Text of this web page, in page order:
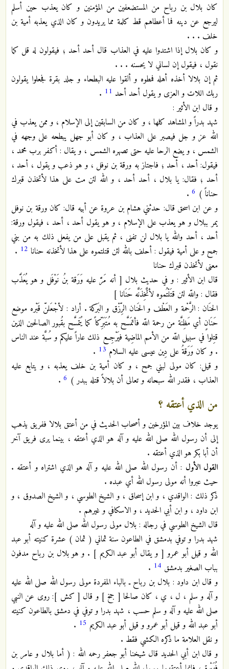
كان بلال بن رباح من المستضعفين من المؤمنين و كان يعذب حين أسلم
ليرجع عن دينه فما أعطاهم قط كلمة مما يريدون و كان الذي يعذبه أمية بن
خلف . . .
و كان بلال إذا اشتدوا عليه في العذاب قال أحد أحد ؛ فيقولون له قل كما
نقول ، فيقول إن لساني لا يحسنه . . .
ثم إن بلالا أخذه أهله فمطوه و ألقوا عليه البطحاء و جلد بقرة فجعلوا يقولون
ربك اللات و العزى و يقول أحد أحد 11
.
و قال ابن الأثير :
شهد بدراً و المشاهد كلها ، و كان من السابقين إلى الإسلام ، و ممن يعذب في
الله عز و جل فيصبر على العذاب ، و كان أبو جهل يبطحه على وجهه في
الشمس ، و يضع الرحا عليه حتى تصهره الشمس ، و يقال : أكفر برب محمد ،
فيقول: أحد ، أحد ؛ فاجتاز به ورقة بن نوفل ، و هو ذعب و يقول ، أحد ،
أحد ؛ فقال: يا بلال ، أحد أحد ، و الله لئن مت على هذا لأتخذن قبرك
حناناً ) 6
.
و عن ابن اسحق قال: حدثني هشام بن عروة عن أبيه قال: كان ورقة بن نوفل
يمر ببلال و هو يعذب على الإسلام ، و هو يقول أحد ، أحد ، فيقول ورقة:
أحد ، أحد والله يا بلال لن تفنى ، ثم يقبل على من يفعل ذلك به من بني
جمح و على أمية فيقول : أحلف بالله لئن قتلتموه على هذا لأتخذنه حنانا 12
.
معنى لأتخذن قبرك حنانا
قال ابن الأثير : و في حديث بلال [ أنه مَرَّ عليه وَرَقة بنُ نَوْفَل و هو يُعَذَّب
فقال : واللّه لئن قتَلْتُموه لأتَّخِذَنَّه حَنَانا ]
الحنَان : الرَّحْمة و العَطْف و الحَنان الرِّزْق و البَركة . أراد : لأجْعَلنّ قَبْره موضع
حَنَانٍ أي مَظِنَّة من رحمة اللّه فأتمَسَّح به مُتَبَرِّكاً كما يُتَمسَّح بقُبور الصالحين الذين
قتِلوا في سبيل اللّه من الأمم الماضِية فيَرْجِع ذلك عاراً عليكم و سُبَّة عند الناس
. و كان وَرَقةُ على دِين عيسى عليه السلام 13
.
و قيل: كان مولى لبني جمح ، و كان أمية بن خلف يعذبه ، و يتابع عليه
العذاب ، فقدر الله سبحانه و تعالى أن بلالاً قتله ببدر ) 6
.
من الذي أعتقه ؟
يوجد خلاف بين المؤرخين و أصحاب الحديث في من أعتق بلالا ففريق يذهب
إلى أن رسول الله صلى الله عليه و آله هو الذي أعتقه ، بينما يرى فريق آخر
أن أبا بكر هو الذي أعتقه .
القول الأول : أن رسول الله صلى الله عليه و آله هو الذي اشتراه و أعتقه .
حيث عبروا أنه مولى رسول الله أي عبده .
ذكر ذلك : الواقدي ، و ابن إسحاق ، و الشيخ الطوسي ، و الشيخ الصدوق ، و
ابن داود ، و ابن أبي الحديد ، و الاسكافي و غيرهم .
قال الشيخ الطوسي في رجاله : بلال مولى رسول الله صلى الله عليه و آله
شهد بدرا و توفي بدمشق في الطاعون سنة ثماني ( ثمان ) عشرة كنيته أبو عبد
الله و قيل أبو عمرو [ و يقال أبو عبد الكريم ‏] . و هو بلال بن رباح مدفون
بباب الصغير بدمشق 14
.
و قال ابن داود : بلال بن رباح ـ بالباء المفردة مولى رسول الله صلى الله عليه
و آله و سلم ، ل ، ي ، كان صالحا [ جخ ‏] و قال [ كش ‏]: روى عن النبي
صلى الله عليه و آله و سلم حسب ، شهد بدرا و توفي في دمشق بالطاعون كنيته
أبو عبد الله و قيل أبو عمرو و قيل أبو عبد الكريم 15
.
و نقل العلامة ما ذكره الكشي فقط .
و قال ابن أبي الحديد قال شيخنا أبو جعفر رحمه الله : ( أما بلال و عامر بن